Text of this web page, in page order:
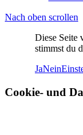
Nach oben scrollen
Diese Seite
stimmst du
JaNein
Cookie- und